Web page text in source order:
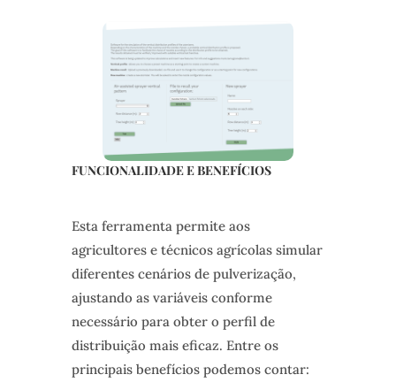
FUNCIONALIDADE E BENEFÍCIOS
Esta ferramenta permite aos
agricultores e técnicos agrícolas simular
diferentes cenários de pulverização,
ajustando as variáveis conforme
necessário para obter o perfil de
distribuição mais eficaz. Entre os
principais benefícios podemos contar: